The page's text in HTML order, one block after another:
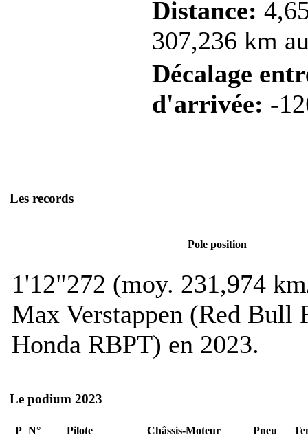
Distance:
307,236 km
Décalage
d'arrivée: -
Les records
Pole position
1'12"272 (moy. 231,974
Max Verstappen (Red Bull
Honda RBPT) en 2023.
Le podium 2023
P N° Pilote Châssis-Moteur Pneu